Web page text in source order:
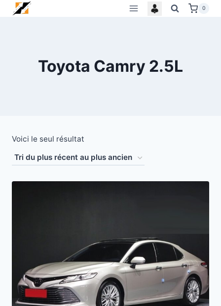
Skip
0
Toyota Camry 2.5L
Voici le seul résultat